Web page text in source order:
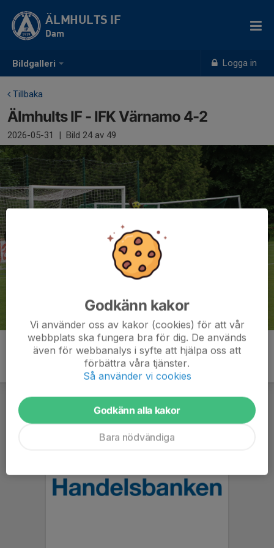
Bildgalleri Logga in
ÄLMHULTS IF
Dam
Tillbaka
Älmhults IF - IFK Värnamo 4-2
2026-05-31 | Bild 24av 49
Godkänn kakor
Vi använder oss av kakor (cookies) för att vår
webbplats ska fungera bra för dig. De används
även för webbanalys i syfte att hjälpa oss att
förbättra våra tjänster.
Så använder vi cookies
Godkänn alla kakor
Bara nödvändiga